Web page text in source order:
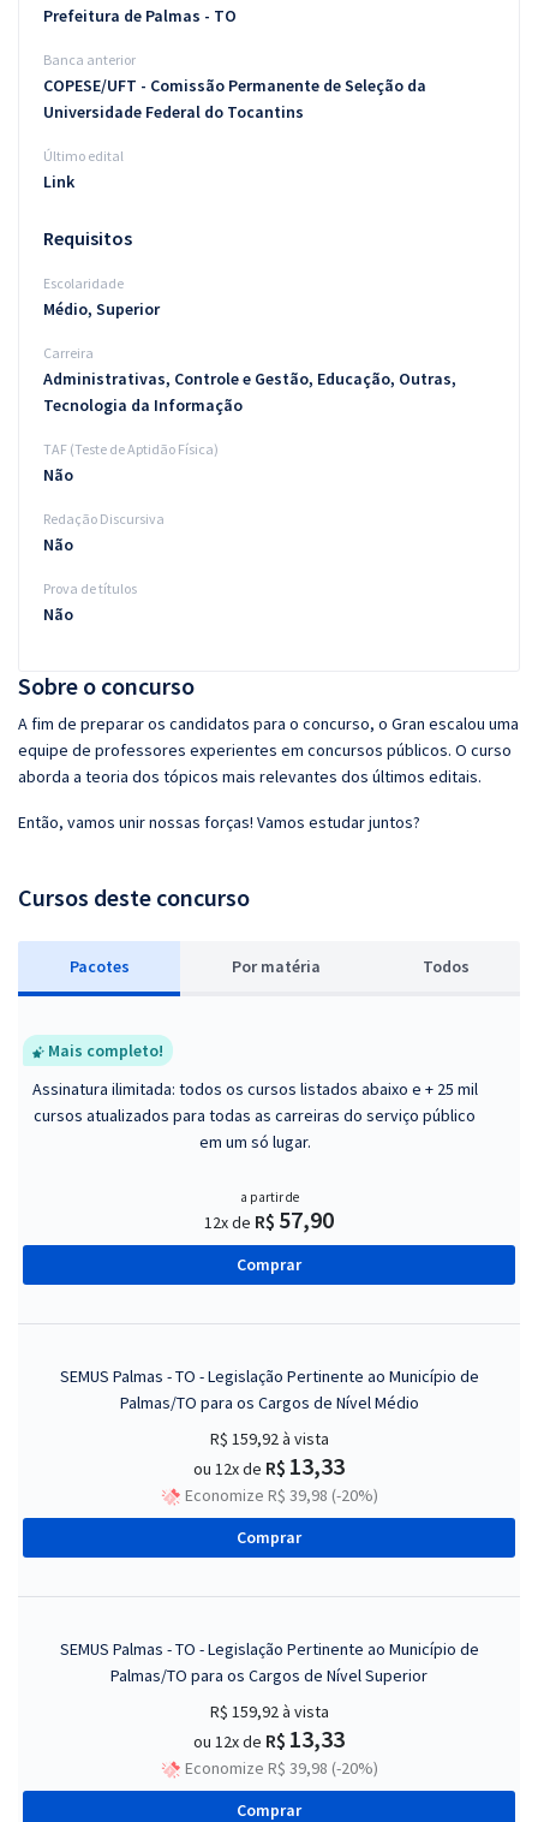
Blog
Aprovados
Sobre o concurso
A fim de preparar os candidatos para o concurso, o Gran escalou uma
equipe de professores experientes em concursos públicos. O curso
aborda a teoria dos tópicos mais relevantes dos últimos editais.
Então, vamos unir nossas forças! Vamos estudar juntos?
Cursos deste concurso
Pacotes Por matéria Todos
Mais completo!
Assinatura ilimitada: todos os cursos listados abaixo e + 25 mil
cursos atualizados para todas as carreiras do serviço público
em um só lugar.
a partir de
12x de R$ 57,90
Comprar
SEMUS Palmas - TO - Legislação Pertinente ao Município de
Palmas/TO para os Cargos de Nível Médio
R$ 159,92à vista
ou 12x de R$ 13,33
Economize R$ 39,98 (-20%)
Comprar
SEMUS Palmas - TO - Legislação Pertinente ao Município de
Palmas/TO para os Cargos de Nível Superior
R$ 159,92à vista
ou 12x de R$ 13,33
Economize R$ 39,98 (-20%)
Comprar
Prefeitura de Palmas - TO
Banca anterior
COPESE/UFT - Comissão Permanente de Seleção da
Universidade Federal do Tocantins
Último edital
Link
Requisitos
Escolaridade
Médio, Superior
Carreira
Administrativas, Controle e Gestão, Educação, Outras,
Tecnologia da Informação
TAF (Teste de Aptidão Física)
Não
Redação Discursiva
Não
Prova de títulos
Não